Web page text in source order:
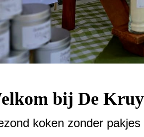
bij De
koken zonder